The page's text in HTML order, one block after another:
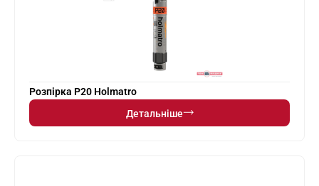
Розпірка P20 Holmatro
Детальніше